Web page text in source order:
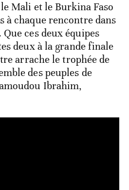
Mali et le Burkina Faso
à chaque rencontre dans
ces deux équipes
deux à la grande finale
arrache le trophée de
des peuples de
Ibrahim,